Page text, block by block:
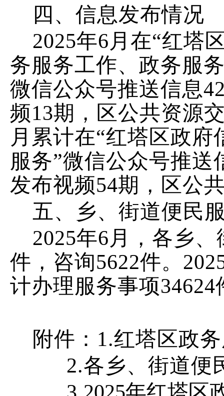
四、信息发布情况
2025年6 月 在“红塔
务服务工作、政务服
微信公众号推送信息
频13期， 区公共资源
月 累计在“红塔区政府
服务”微信公众号推送
发布视频54期， 区公
五、乡、街道便民
2025年6 月，各乡、
件，咨询5622件。 202
计办理服务事项34624
附件： 1.红塔区政
2.各乡、街道便